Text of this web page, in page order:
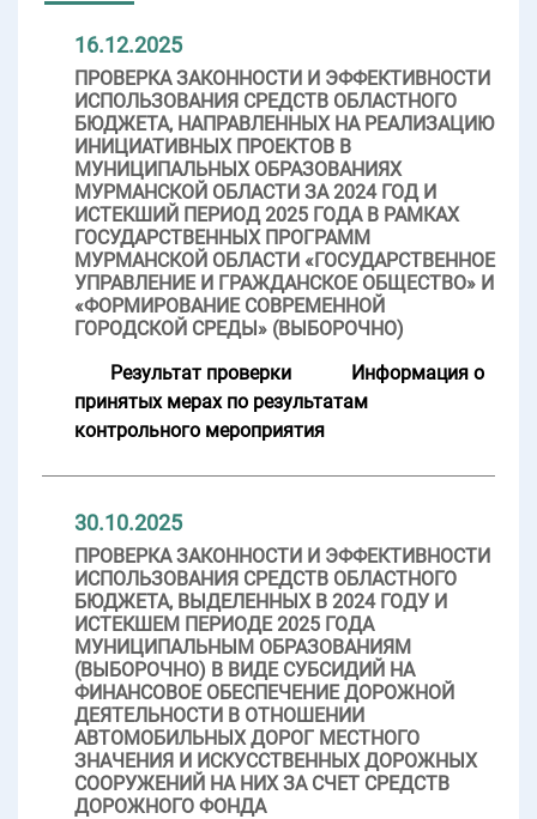
16.12.2025
ПРОВЕРКА ЗАКОННОСТИ И ЭФФЕКТИВНОСТИ
ИСПОЛЬЗОВАНИЯ СРЕДСТВ ОБЛАСТНОГО
БЮДЖЕТА, НАПРАВЛЕННЫХ НА РЕАЛИЗАЦИЮ
ИНИЦИАТИВНЫХ ПРОЕКТОВ В
МУНИЦИПАЛЬНЫХ ОБРАЗОВАНИЯХ
МУРМАНСКОЙ ОБЛАСТИ ЗА 2024 ГОД И
ИСТЕКШИЙ ПЕРИОД 2025 ГОДА В РАМКАХ
ГОСУДАРСТВЕННЫХ ПРОГРАММ
МУРМАНСКОЙ ОБЛАСТИ «ГОСУДАРСТВЕННОЕ
УПРАВЛЕНИЕ И ГРАЖДАНСКОЕ ОБЩЕСТВО» И
«ФОРМИРОВАНИЕ СОВРЕМЕННОЙ
ГОРОДСКОЙ СРЕДЫ» (ВЫБОРОЧНО)
Результат проверки
Информация о
принятых мерах по результатам
контрольного мероприятия
30.10.2025
ПРОВЕРКА ЗАКОННОСТИ И ЭФФЕКТИВНОСТИ
ИСПОЛЬЗОВАНИЯ СРЕДСТВ ОБЛАСТНОГО
БЮДЖЕТА, ВЫДЕЛЕННЫХ В 2024 ГОДУ И
ИСТЕКШЕМ ПЕРИОДЕ 2025 ГОДА
МУНИЦИПАЛЬНЫМ ОБРАЗОВАНИЯМ
(ВЫБОРОЧНО) В ВИДЕ СУБСИДИЙ НА
ФИНАНСОВОЕ ОБЕСПЕЧЕНИЕ ДОРОЖНОЙ
ДЕЯТЕЛЬНОСТИ В ОТНОШЕНИИ
АВТОМОБИЛЬНЫХ ДОРОГ МЕСТНОГО
ЗНАЧЕНИЯ И ИСКУССТВЕННЫХ ДОРОЖНЫХ
СООРУЖЕНИЙ НА НИХ ЗА СЧЕТ СРЕДСТВ
ДОРОЖНОГО ФОНДА